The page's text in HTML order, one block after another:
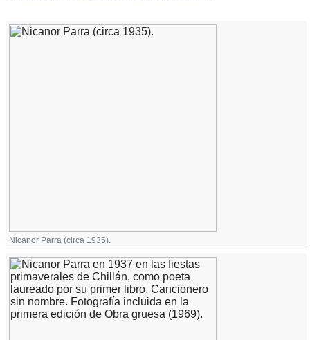
Nicanor Parra (circa 1935).